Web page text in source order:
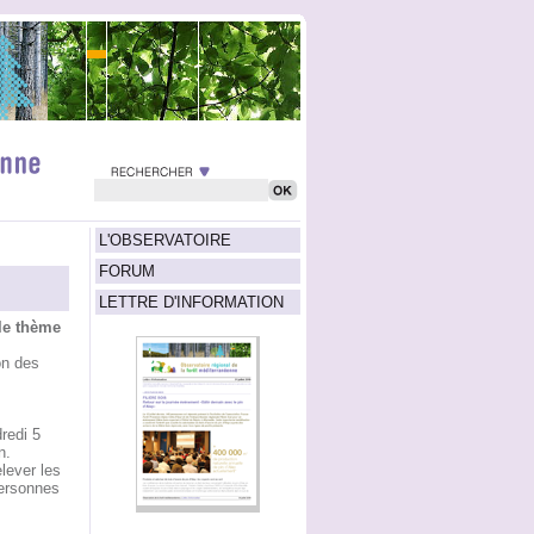
L'OBSERVATOIRE
FORUM
LETTRE D'INFORMATION
thème
des
5
les